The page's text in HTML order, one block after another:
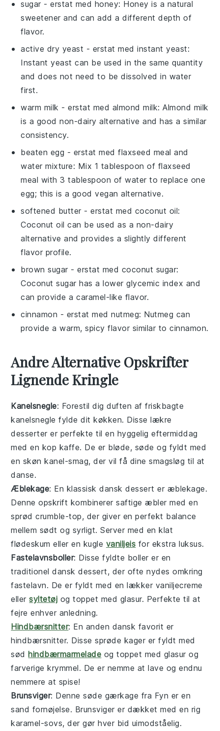
sugar - erstat med honey: Honey is a natural
sweetener and can add a different depth of
flavor.
active dry yeast - erstat medinstant yeast:
Instant yeast can be used in the same quantity
and does not need to be dissolved in water
first.
warm milk - erstat med almond milk: Almond milk
is a good non-dairy alternative and has a similar
consistency.
beaten egg - erstat medflaxseed meal and
water mixture: Mix 1 tablespoon of flaxseed
meal with 3 tablespoon of water to replace one
egg; this is a good vegan alternative.
softened butter - erstat med coconut oil:
Coconut oil can be used as a non-dairy
alternative and provides a slightly different
flavor profile.
brown sugar - erstat med coconut sugar:
Coconut sugar has a lower glycemic index and
can provide a caramel-like flavor.
cinnamon - erstat mednutmeg: Nutmeg can
provide a warm, spicy flavor similar to cinnamon.
Andre Alternative Opskrifter
Lignende Kringle
Kanelsnegle: Forestil dig duften af friskbagte
kanelsnegle fylde dit køkken. Disse lækre
desserter er perfekte til en hyggelig eftermiddag
med en kop kaffe. De er bløde, søde og fyldt med
en skønkanel-smag, der vil få dine smagsløg til at
danse.
Æblekage: En klassiskdansk dessert er æblekage.
Denne opskrift kombinerer saftigeæbler med en
sprødcrumble-top, der giver en perfekt balance
mellem sødt og syrligt. Server med en klat
flødeskum eller en kugle vaniljeis for ekstra luksus.
Fastelavnsboller: Disse fyldte boller er en
traditioneldansk dessert, der ofte nydes omkring
fastelavn. De er fyldt med en lækker vaniljecreme
ellersyltetøj og toppet med glasur. Perfekte til at
fejre enhver anledning.
Hindbærsnitter: En anden dansk favorit er
hindbærsnitter. Disse sprøde kager er fyldt med
sødhindbærmarmelade og toppet med glasur og
farverige krymmel. De er nemme at lave og endnu
nemmere at spise!
Brunsviger: Denne søde gærkage fra Fyn er en
sand fornøjelse. Brunsviger er dækket med en rig
karamel-sovs, der gør hver bid uimodståelig.